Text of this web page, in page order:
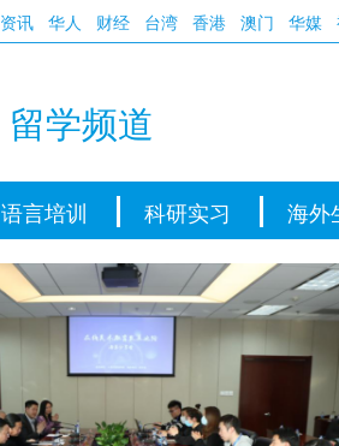
资讯 华人 财经 台湾 香港 澳门 华媒
留学频道
语言培训 科研实习 海外